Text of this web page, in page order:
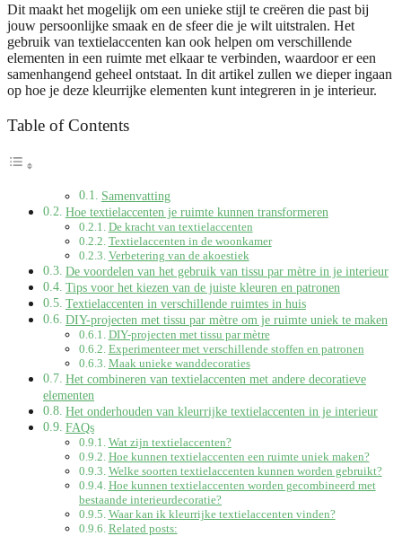
Dit maakt het mogelijk om een unieke stijl te creëren die past bij
jouw persoonlijke smaak en de sfeer die je wilt uitstralen. Het
gebruik van textielaccenten kan ook helpen om verschillende
elementen in een ruimte met elkaar te verbinden, waardoor er een
samenhangend geheel ontstaat. In dit artikel zullen we dieper ingaan
op hoe je deze kleurrijke elementen kunt integreren in je interieur.
Table of Contents
Samenvatting
Hoe textielaccenten je ruimte kunnen transformeren
De kracht van textielaccenten
Textielaccenten in de woonkamer
Verbetering van de akoestiek
De voordelen van het gebruik van tissu par mètre in je interieur
Tips voor het kiezen van de juiste kleuren en patronen
Textielaccenten in verschillende ruimtes in huis
DIY-projecten met tissu par mètre om je ruimte uniek te maken
DIY-projecten met tissu par mètre
Experimenteer met verschillende stoffen en patronen
Maak unieke wanddecoraties
Het combineren van textielaccenten met andere decoratieve
elementen
Het onderhouden van kleurrijke textielaccenten in je interieur
FAQs
Wat zijn textielaccenten?
Hoe kunnen textielaccenten een ruimte uniek maken?
Welke soorten textielaccenten kunnen worden gebruikt?
Hoe kunnen textielaccenten worden gecombineerd met
bestaande interieurdecoratie?
Waar kan ik kleurrijke textielaccenten vinden?
Related posts: